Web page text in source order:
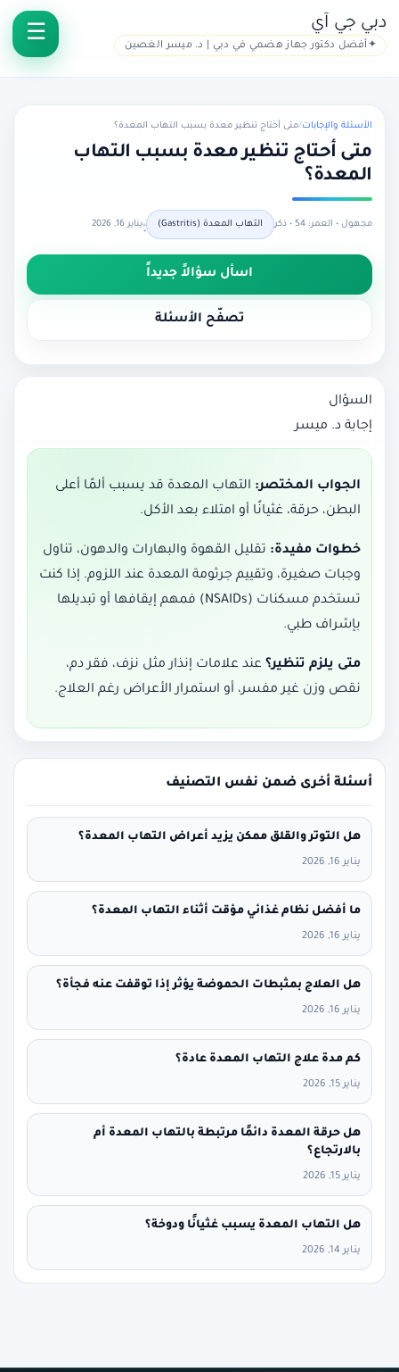
دبي جي آي
أفضل دكتور جهاز هضمي في دبي | د. ميسر الغصين
الأسئلة والإجابات/متى أحتاج تنظير معدة بسبب التهاب المعدة؟
متى أحتاج تنظير معدة بسبب التهاب
المعدة؟
مجهول • العمر: 54 • ذكر التهاب المعدة (Gastritis)
•
يناير 16, 2026
اسأل سؤالاً جديداً
تصفّح الأسئلة
السؤال
إجابة د. ميسر
الجواب المختصر: التهاب المعدة قد يسبب ألمًا أعلى
البطن، حرقة، غثيانًا أو امتلاء بعد الأكل.
خطوات مفيدة: تقليل القهوة والبهارات والدهون، تناول
وجبات صغيرة، وتقييم جرثومة المعدة عند اللزوم. إذا كنت
تستخدم مسكنات (NSAIDs) فمهم إيقافها أو تبديلها
بإشراف طبي.
متى يلزم تنظير؟ عند علامات إنذار مثل نزف، فقر دم،
نقص وزن غير مفسر، أو استمرار الأعراض رغم العلاج.
أسئلة أخرى ضمن نفس التصنيف
هل التوتر والقلق ممكن يزيد أعراض التهاب المعدة؟
يناير 16, 2026
ما أفضل نظام غذائي مؤقت أثناء التهاب المعدة؟
يناير 16, 2026
هل العلاج بمثبطات الحموضة يؤثر إذا توقفت عنه فجأة؟
يناير 16, 2026
كم مدة علاج التهاب المعدة عادة؟
يناير 15, 2026
هل حرقة المعدة دائمًا مرتبطة بالتهاب المعدة أم
بالارتجاع؟
يناير 15, 2026
هل التهاب المعدة يسبب غثيانًا ودوخة؟
يناير 14, 2026